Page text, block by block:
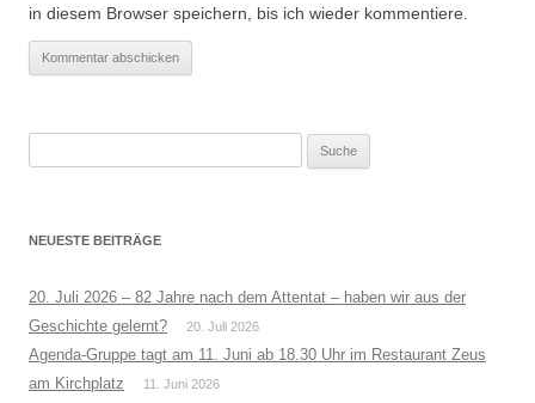
in diesem Browser speichern, bis ich wieder kommentiere.
NEUESTE BEITRÄGE
20. Juli 2026 – 82 Jahre nach dem Attentat – haben wir aus der
Geschichte gelernt?
20. Juli 2026
Agenda-Gruppe tagt am 11. Juni ab 18.30 Uhr im Restaurant Zeus
am Kirchplatz
11. Juni 2026